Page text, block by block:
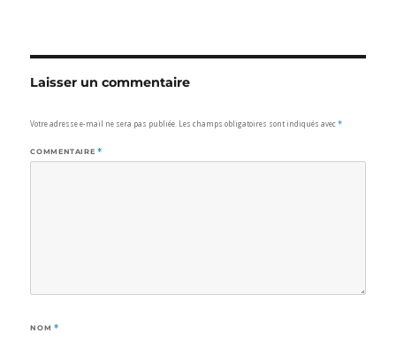
Laisser un commentaire
Votre adresse e-mail ne sera pas publiée. Les champs obligatoires sont indiqués avec*
COMMENTAIRE *
NOM *